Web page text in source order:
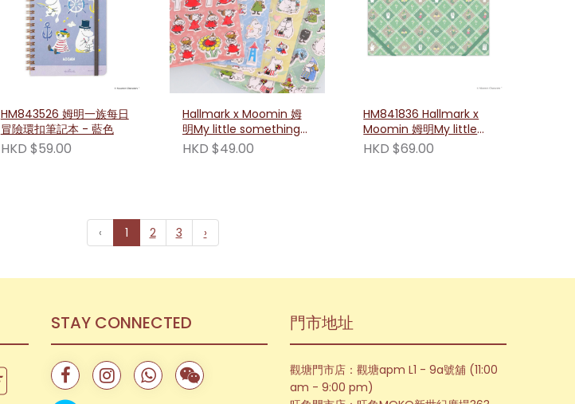
HM843526 姆明一族每日
冒險環扣筆記本 - 藍色
HKD $59.00
Hallmark x Moomin 姆
明My little something系
列立體貼紙
HKD $49.00
HM841836 Hallmark x
Moomin 姆明My little
something系列A5透明文
件夾（禮物）
HKD $69.00
‹ 1 2 3 ›
STAY CONNECTED 門市地址
觀塘門市店：觀塘apm L1 - 9a號舖 (11:00
am - 9:00 pm)